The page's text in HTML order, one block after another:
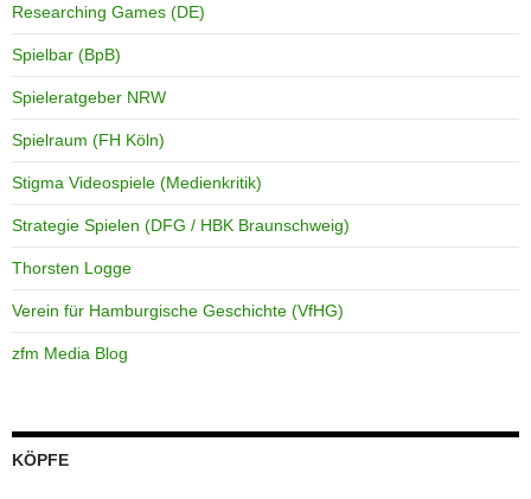
Researching Games (DE)
Spielbar (BpB)
Spieleratgeber NRW
Spielraum (FH Köln)
Stigma Videospiele (Medienkritik)
Strategie Spielen (DFG / HBK Braunschweig)
Thorsten Logge
Verein für Hamburgische Geschichte (VfHG)
zfm Media Blog
KÖPFE